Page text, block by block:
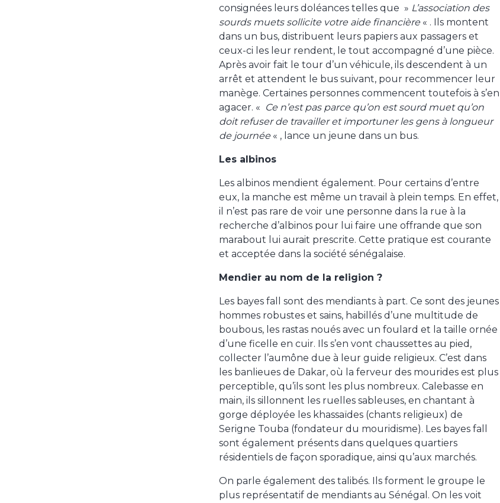
consignées leurs doléances telles que » L’association des
sourds muets sollicite votre aide financière « . Ils montent
dans un bus, distribuent leurs papiers aux passagers et
ceux-ci les leur rendent, le tout accompagné d’une pièce.
Après avoir fait le tour d’un véhicule, ils descendent à un
arrêt et attendent le bus suivant, pour recommencer leur
manège. Certaines personnes commencent toutefois à s’en
agacer. « Ce n’est pas parce qu’on est sourd muet qu’on
doit refuser de travailler et importuner les gens à longueur
de journée « , lance un jeune dans un bus.
Les albinos
Les albinos mendient également. Pour certains d’entre
eux, la manche est même un travail à plein temps. En effet,
il n’est pas rare de voir une personne dans la rue à la
recherche d’albinos pour lui faire une offrande que son
marabout lui aurait prescrite. Cette pratique est courante
et acceptée dans la société sénégalaise.
Mendier au nom de la religion ?
Les bayes fall sont des mendiants à part. Ce sont des jeunes
hommes robustes et sains, habillés d’une multitude de
boubous, les rastas noués avec un foulard et la taille ornée
d’une ficelle en cuir. Ils s’en vont chaussettes au pied,
collecter l’aumône due à leur guide religieux. C’est dans
les banlieues de Dakar, où la ferveur des mourides est plus
perceptible, qu’ils sont les plus nombreux. Calebasse en
main, ils sillonnent les ruelles sableuses, en chantant à
gorge déployée les khassaïdes (chants religieux) de
Serigne Touba (fondateur du mouridisme). Les bayes fall
sont également présents dans quelques quartiers
résidentiels de façon sporadique, ainsi qu’aux marchés.
On parle également des talibés. Ils forment le groupe le
plus représentatif de mendiants au Sénégal. On les voit